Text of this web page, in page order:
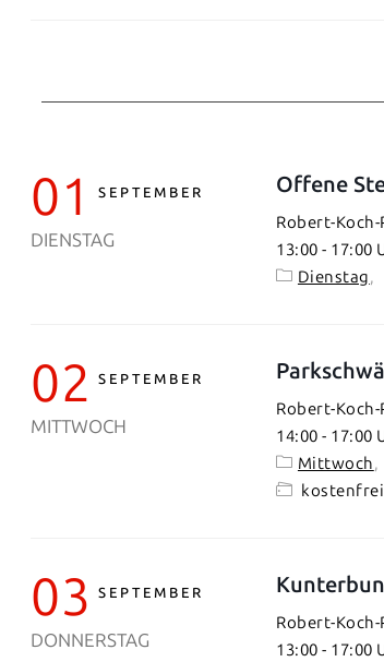
01 SEPTEMBER
DIENSTAG
Offene
Robert-
13:00 - 17:00
Dienstag
02 SEPTEMBER
MITTWOCH
Robert-
14:00 - 17:00
Mittwoch
kostenfrei
03 SEPTEMBER
DONNERSTAG
Robert-
13:00 - 17:00